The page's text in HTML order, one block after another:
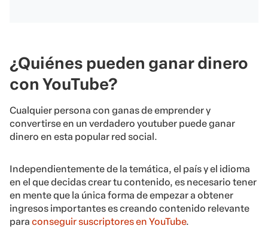
¿Quiénes pueden ganar dinero
con YouTube?
Cualquier persona con ganas de emprender y
convertirse en un verdadero youtuber puede ganar
dinero en esta popular red social.
Independientemente de la temática, el país y el idioma
en el que decidas crear tu contenido, es necesario tener
en mente que la única forma de empezar a obtener
ingresos importantes es creando contenido relevante
para conseguir suscriptores en YouTube.